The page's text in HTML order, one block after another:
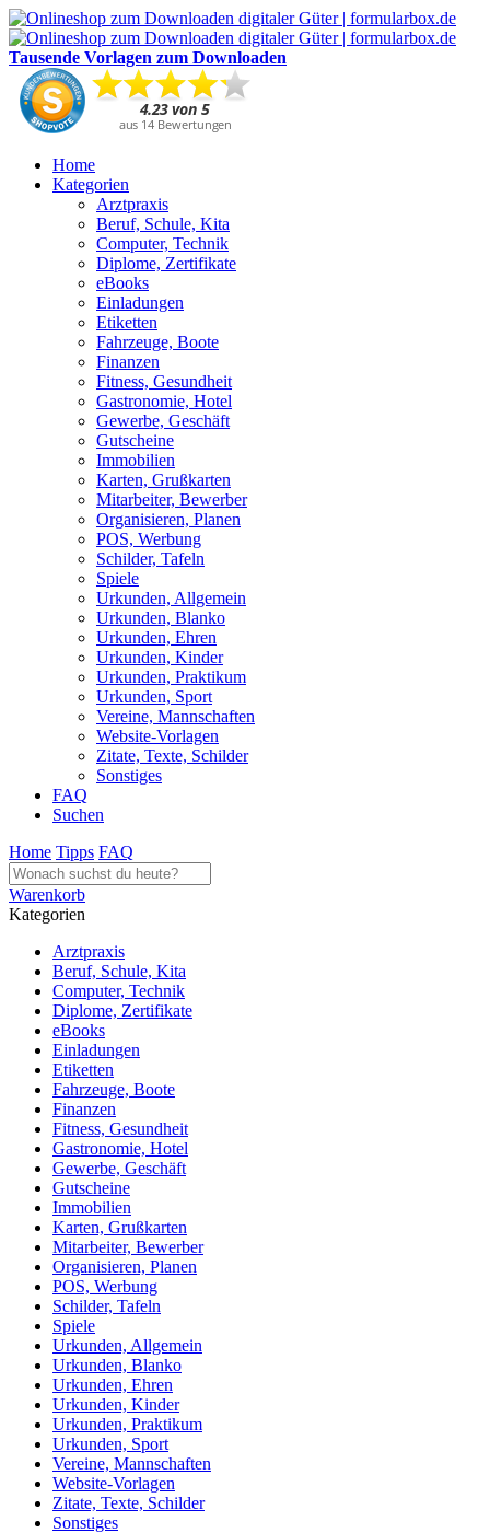
Tausende Vorlagen zum Downloaden
Home
Kategorien
Arztpraxis
Beruf, Schule, Kita
Computer, Technik
Diplome, Zertifikate
eBooks
Einladungen
Etiketten
Fahrzeuge, Boote
Finanzen
Fitness, Gesundheit
Gastronomie, Hotel
Gewerbe, Geschäft
Gutscheine
Immobilien
Karten, Grußkarten
Mitarbeiter, Bewerber
Organisieren, Planen
POS, Werbung
Schilder, Tafeln
Spiele
Urkunden, Allgemein
Urkunden, Blanko
Urkunden, Ehren
Urkunden, Kinder
Urkunden, Praktikum
Urkunden, Sport
Vereine, Mannschaften
Website-Vorlagen
Zitate, Texte, Schilder
Sonstiges
FAQ
Suchen
Home Tipps FAQ
Warenkorb
Kategorien
Arztpraxis
Beruf, Schule, Kita
Computer, Technik
Diplome, Zertifikate
eBooks
Einladungen
Etiketten
Fahrzeuge, Boote
Finanzen
Fitness, Gesundheit
Gastronomie, Hotel
Gewerbe, Geschäft
Gutscheine
Immobilien
Karten, Grußkarten
Mitarbeiter, Bewerber
Organisieren, Planen
POS, Werbung
Schilder, Tafeln
Spiele
Urkunden, Allgemein
Urkunden, Blanko
Urkunden, Ehren
Urkunden, Kinder
Urkunden, Praktikum
Urkunden, Sport
Vereine, Mannschaften
Website-Vorlagen
Zitate, Texte, Schilder
Sonstiges